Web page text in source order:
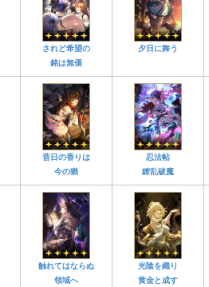
されど希望の
銘は無価
夕日に舞う
昔日の香りは
今の猶
忍法帖
繚乱破魔
触れてはならぬ
領域へ
光陰を織り
黄金と成す